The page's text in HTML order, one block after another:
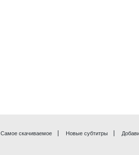
Самое скачиваемое Новые субтитры